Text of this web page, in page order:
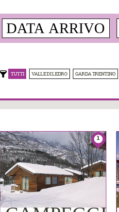
TUTTI VALLE DI LEDRO GARDA TRENTINO
1